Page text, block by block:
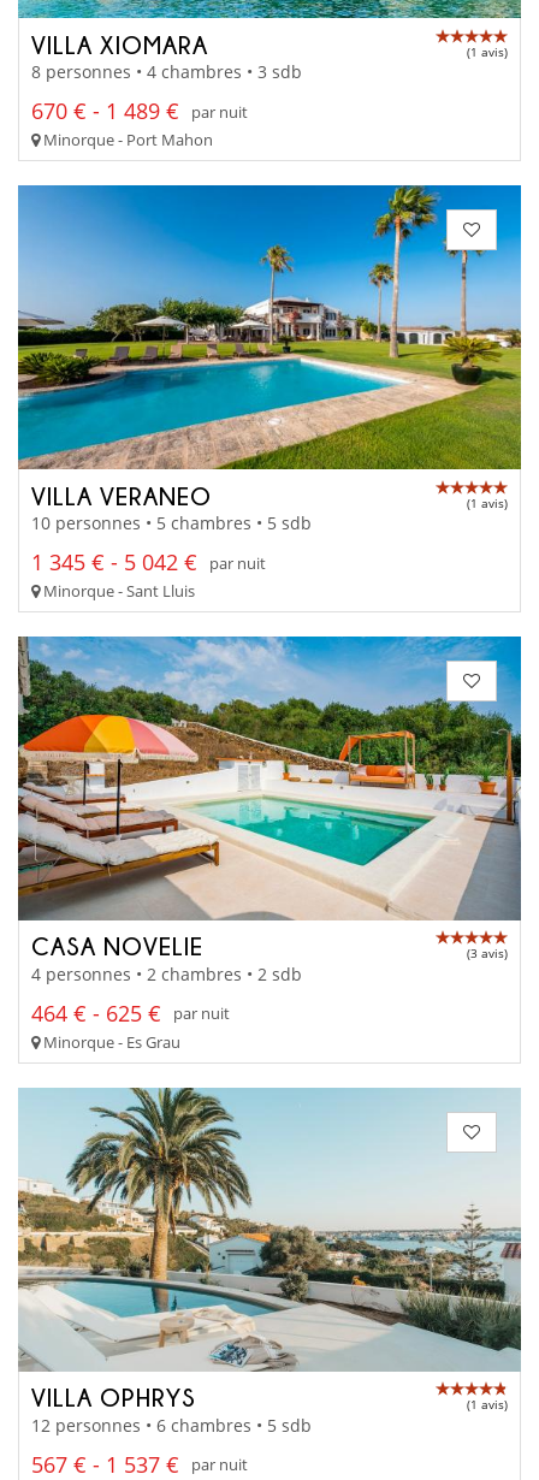
VILLA XIOMARA (1 avis)
8 personnes • 4 chambres • 3 sdb
670 € - 1 489 €
par nuit
Minorque - Port Mahon
VILLA VERANEO (1 avis)
10 personnes • 5 chambres • 5 sdb
1 345 € - 5 042 €
par nuit
Minorque - Sant Lluis
CASA NOVELIE (3 avis)
4 personnes • 2 chambres • 2 sdb
464 € - 625 €
par nuit
Minorque - Es Grau
VILLA OPHRYS (1 avis)
12 personnes • 6 chambres • 5 sdb
567 € - 1 537 €
par nuit